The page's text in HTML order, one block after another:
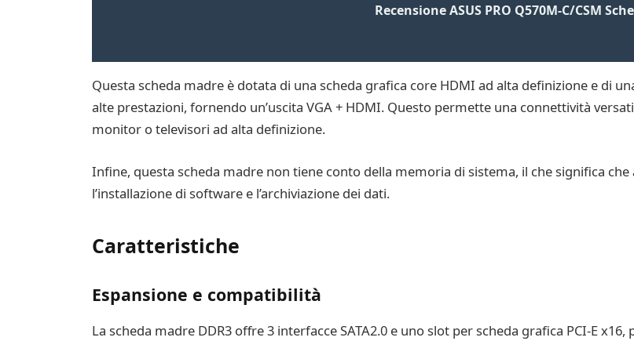
Recensione ASUS PRO Q570M-C/CSM
Questa scheda madre è dotata di una scheda grafica core HDMI ad alta definizione e di
alte prestazioni, fornendo un’uscita VGA + HDMI. Questo permette una connettività
monitor o televisori ad alta definizione.
Infine, questa scheda madre non tiene conto della memoria di sistema, il che significa
l’installazione di software e l’archiviazione dei dati.
Caratteristiche
Espansione e compatibilità
La scheda madre DDR3 offre 3 interfacce SATA2.0 e uno slot per scheda grafica PCI-E